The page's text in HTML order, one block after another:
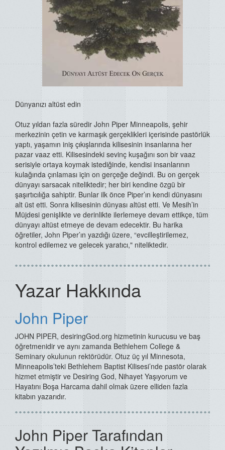
Dünyanızı altüst edin
Otuz yıldan fazla süredir John Piper Minneapolis, şehir
merkezinin çetin ve karmaşık gerçeklikleri içerisinde pastörlük
yaptı, yaşamın iniş çıkışlarında kilisesinin insanlarına her
pazar vaaz etti. Kilisesindeki sevinç kuşağını son bir vaaz
serisiyle ortaya koymak istediğinde, kendisi insanlarının
kulağında çınlaması için on gerçeğe değindi. Bu on gerçek
dünyayı sarsacak niteliktedir; her biri kendine özgü bir
şaşırtıcılığa sahiptir. Bunlar ilk önce Piper’ın kendi dünyasını
alt üst etti. Sonra kilisesinin dünyası altüst etti. Ve Mesih’in
Müjdesi genişlikte ve derinlikte ilerlemeye devam ettikçe, tüm
dünyayı altüst etmeye de devam edecektir. Bu harika
öğretiler, John Piper’ın yazdığı üzere, “evcilleştirilemez,
kontrol edilemez ve gelecek yaratıcı," niteliktedir.
Yazar Hakkında
John Piper
JOHN PIPER, desiringGod.org hizmetinin kurucusu ve baş
öğretmenidir ve aynı zamanda Bethlehem College &
Seminary okulunun rektörüdür. Otuz üç yıl Minnesota,
Minneapolis’teki Bethlehem Baptist Kilisesi’nde pastör olarak
hizmet etmiştir ve Desiring God, Nihayet Yaşıyorum ve
Hayatını Boşa Harcama dahil olmak üzere elliden fazla
kitabın yazarıdır.
John Piper Tarafından